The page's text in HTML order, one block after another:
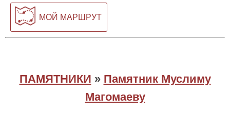
МОЙ МАРШРУТ
ПАМЯТНИКИ » Памятник Муслиму
Магомаеву